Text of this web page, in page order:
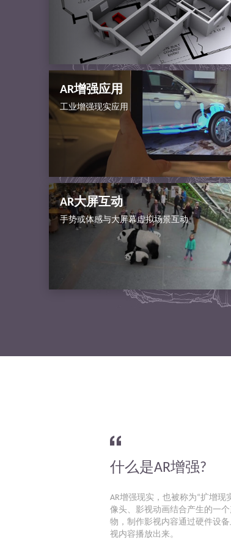
AR增强应用
工业增强现实应用
AR大屏互动
手势或体感与大屏幕虚拟场景互动
什么是AR增强?
AR增强现实，也被称为“扩增
像头、影视动画结合产生的一
物，制作影视内容通过硬件设
视内容播放出来。